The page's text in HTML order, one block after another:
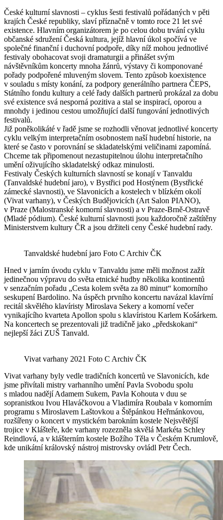
České kulturní slavnosti – cyklus šesti festivalů pořádaných v pěti
krajích České republiky, slaví příznačně v tomto roce 21 let své
existence. Hlavním organizátorem je po celou dobu trvání cyklu
občanské sdružení Česká kultura, jejíž hlavní úkol spočívá ve
společné finanční i duchovní podpoře, díky níž mohou jednotlivé
festivaly obohacovat svoji dramaturgii a přinášet svým
návštěvníkům koncerty mnoha žánrů, výstavy či komponované
pořady podpořené mluveným slovem. Tento způsob koexistence
v souladu s místy konání, za podpory generálního partnera ČEPS,
Státního fondu kultury a celé řady dalších partnerů prokázal za dobu
své existence svá nesporná pozitiva a stal se inspirací, oporou a
mnohdy i jedinou cestou umožňující další fungování jednotlivých
festivalů.
Již poněkolikáté v řadě jsme se rozhodli věnovat jednotlivé koncerty
cyklu velkým interpretačním osobnostem naší hudební historie, na
které se často v porovnání se skladatelskými veličinami zapomíná.
Chceme tak připomenout nezastupitelnou úlohu interpretačního
umění oživujícího skladatelský odkaz minulosti.
Festivaly Českých kulturních slavností se konají v Tanvaldu
(Tanvaldské hudební jaro), v Bystřici pod Hostýnem (Bystřické
zámecké slavnosti), ve Slavonicích a kostelech v blízkém okolí
(Vivat varhany), v Českých Budějovicích (Art Salon PIANO),
v Praze (Malostranské komorní slavnosti) a v Praze-Brně-Ostravě
(Mladé pódium). České kulturní slavnosti jsou každoročně zaštítěny
Ministerstvem kultury ČR a jsou držiteli ceny České hudební rady.
Tanvaldské hudební jaro Foto C Archiv ČK
Hned v jarním úvodu cyklu v Tanvaldu jsme měli možnost zažít
jedinečnou výpravu do světa etnické hudby několika kontinentů
v senzačním pořadu „Cesta kolem světa za 80 minut“ komorního
seskupení Bardolino. Na úspěch prvního koncertu navázal klavírní
recitál skvělého klavíristy Miroslava Sekery a komorní večer
vynikajícího kvarteta Apollon spolu s klavíristou Karlem Košárkem.
Na koncertech se prezentovali již tradičně jako „předskokani“
nejlepší žáci ZUŠ Tanvald.
Vivat varhany 2021 Foto C Archiv ČK
Vivat varhany byly vedle tradičních koncertů ve Slavonicích, kde
jsme přivítali mistry varhanního umění Pavla Svobodu spolu
s mladou nadějí Adamem Sukem, Pavla Kohouta v duu se
sopranistkou Ivou Hlaváčkovou a Vladimíra Roubala v komorním
programu s Miroslavem Laštovkou a Štěpánkou Heřmánkovou,
rozšířeny o koncert v mystickém barokním kostele Nejsvětější
trojice v Klášteře, kde varhany rozezněla skvělá Markéta Schley
Reindlová, a v klášterním kostele Božího Těla v Českém Krumlově,
kde unikátní královský nástroj mistrovsky ovládl Petr Čech.